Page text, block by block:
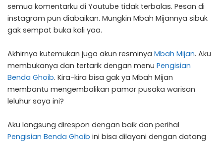
semua komentarku di Youtube tidak terbalas. Pesan di
instagram pun diabaikan. Mungkin Mbah Mijannya sibuk
gak sempat buka kali yaa.
Akhirnya kutemukan juga akun resminya Mbah Mijan. Aku
membukanya dan tertarik dengan menu Pengisian
Benda Ghoib. Kira-kira bisa gak ya Mbah Mijan
membantu mengembalikan pamor pusaka warisan
leluhur saya ini?
Aku langsung direspon dengan baik dan perihal
Pengisian Benda Ghoib ini bisa dilayani dengan datang